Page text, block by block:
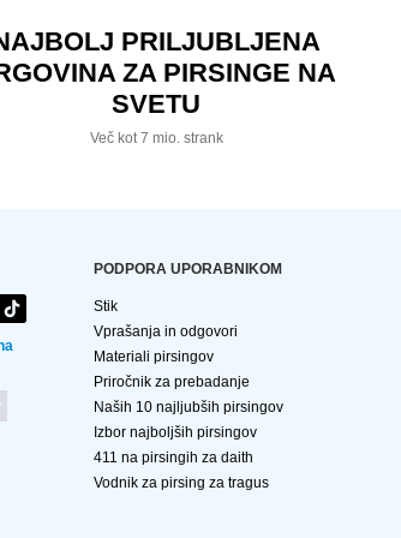
PRILJUBLJENA
ZA PIRSINGE NA
SVETU
Več kot 7 mio. strank
PODPORA UPORABNIKOM
Stik
Vprašanja in odgovori
Materiali pirsingov
Priročnik za prebadanje
Naših 10 najljubših pirsingov
Izbor najboljših pirsingov
411 na pirsingih za daith
Vodnik za pirsing za tragus